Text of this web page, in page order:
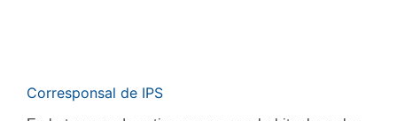
Corresponsal de IPS